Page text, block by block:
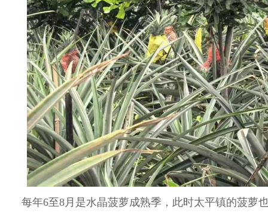
每年6至8月是水晶菠萝成熟季，此时太平镇的菠萝